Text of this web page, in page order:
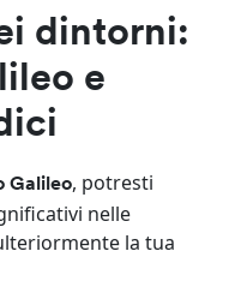
dintorni:
e
Galileo, potresti
nelle
la tua